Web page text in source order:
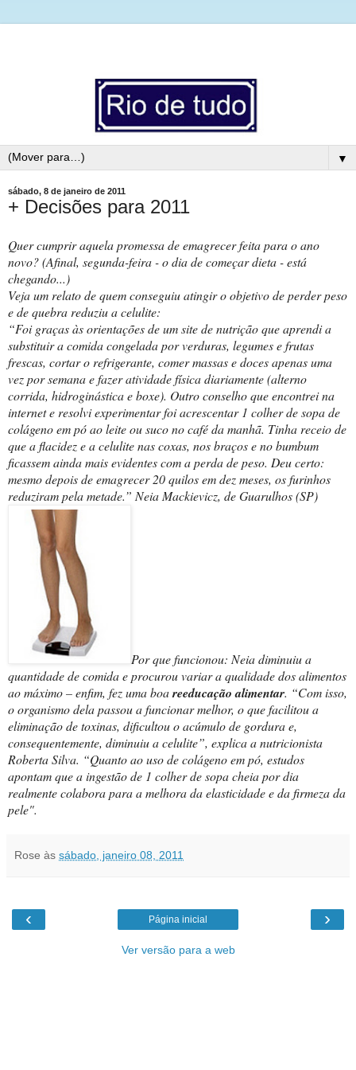
▼
sábado, 8 de janeiro de 2011
+ Decisões para 2011
Quer cumprir aquela promessa de emagrecer feita para o ano
novo? (Afinal, segunda-feira - o dia de começar dieta - está
chegando...)
Veja um relato de quem conseguiu atingir o objetivo de perder peso
e de quebra reduziu a celulite:
“Foi graças às orientações de um site de nutrição que aprendi a
substituir a comida congelada por verduras, legumes e frutas
frescas, cortar o refrigerante, comer massas e doces apenas uma
vez por semana e fazer atividade física diariamente (alterno
corrida, hidroginástica e boxe). Outro conselho que encontrei na
internet e resolvi experimentar foi acrescentar 1 colher de sopa de
colágeno em pó ao leite ou suco no café da manhã. Tinha receio de
que a flacidez e a celulite nas coxas, nos braços e no bumbum
ficassem ainda mais evidentes com a perda de peso. Deu certo:
mesmo depois de emagrecer 20 quilos em dez meses, os furinhos
reduziram pela metade.” Neia Mackievicz, de Guarulhos (SP)
Por que funcionou: Neia diminuiu a
quantidade de comida e procurou variar a qualidade dos alimentos
ao máximo – enfim, fez uma boareeducação alimentar. “Com isso,
o organismo dela passou a funcionar melhor, o que facilitou a
eliminação de toxinas, dificultou o acúmulo de gordura e,
consequentemente, diminuiu a celulite”, explica a nutricionista
Roberta Silva. “Quanto ao uso de colágeno em pó, estudos
apontam que a ingestão de 1 colher de sopa cheia por dia
realmente colabora para a melhora da elasticidade e da firmeza da
pele".
Rose às sábado, janeiro 08, 2011
‹ ›
Página inicial
Ver versão para a web